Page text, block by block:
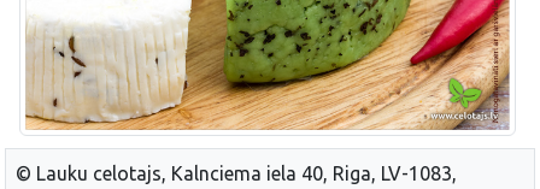
© Lauku celotajs, Kalnciema iela 40, Riga, LV-1083,